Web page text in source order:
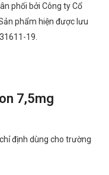
phối bởi Công ty Cổ
phẩm hiện được lưu
19.
7,5mg
định dùng cho trường